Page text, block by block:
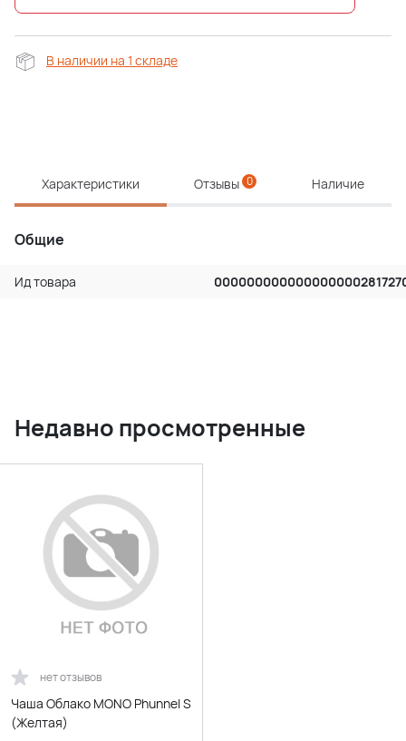
В наличии на 1 складе
Характеристики Отзывы 0 Наличие
Общие
Ид товара
Недавно просмотренные
нет отзывов
Чаша Облако MONO Phunnel S
(Желтая)